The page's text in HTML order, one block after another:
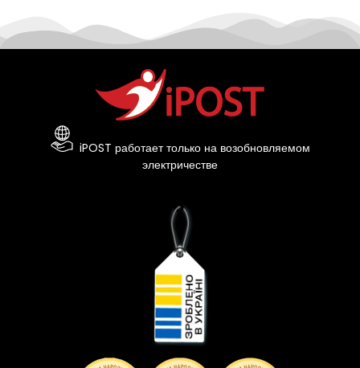
iPOST работает только на возобновляемом
электричестве